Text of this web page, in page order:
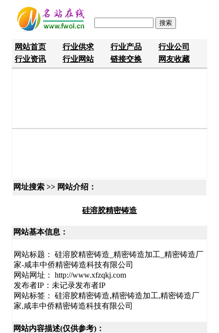
网站首页 行业供求 行业产品
行业公司
行业资讯
行业网站 链接交换 网友收藏
网址搜索 >> 网站介绍：
硅溶胶精密铸造
网站基本信息：
网站标题： 硅溶胶精密铸造_精密铸造加工_精密铸造厂
家-咸丰中侨精密铸造科技有限公司
网站网址： http://www.xfzqkj.com
发布者IP：未记录发布者IP
网站标签： 硅溶胶精密铸造,精密铸造加工,精密铸造厂
家,咸丰中侨精密铸造科技有限公司
网站内容描述(仅供参考)：